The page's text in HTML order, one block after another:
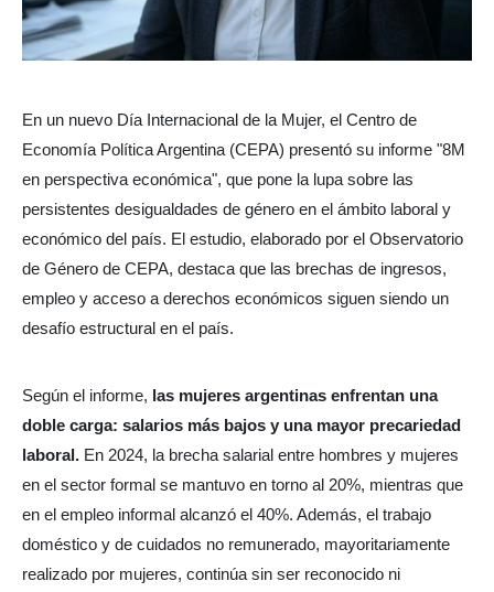
En un nuevo Día Internacional de la Mujer, el Centro de
Economía Política Argentina (CEPA) presentó su informe "8M
en perspectiva económica", que pone la lupa sobre las
persistentes desigualdades de género en el ámbito laboral y
económico del país. El estudio, elaborado por el Observatorio
de Género de CEPA, destaca que las brechas de ingresos,
empleo y acceso a derechos económicos siguen siendo un
desafío estructural en el país.
Según el informe, las mujeres argentinas enfrentan una
doble carga: salarios más bajos y una mayor precariedad
laboral. En 2024, la brecha salarial entre hombres y mujeres
en el sector formal se mantuvo en torno al 20%, mientras que
en el empleo informal alcanzó el 40%. Además, el trabajo
doméstico y de cuidados no remunerado, mayoritariamente
realizado por mujeres, continúa sin ser reconocido ni